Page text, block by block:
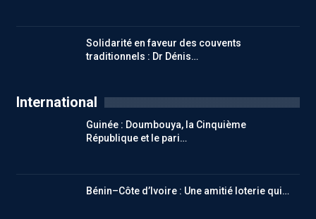
Solidarité en faveur des couvents
traditionnels : Dr Dénis…
International
Guinée : Doumbouya, la Cinquième
République et le pari…
Bénin–Côte d’Ivoire : Une amitié loterie qui…